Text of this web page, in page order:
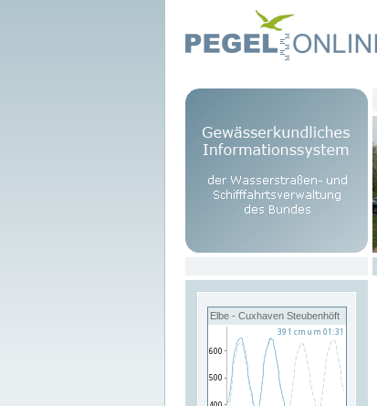
Elbe - Cuxhaven Steubenhöft